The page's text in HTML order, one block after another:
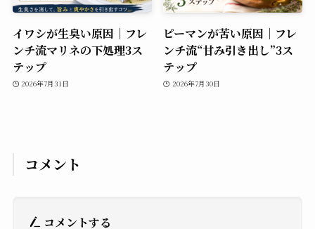
イワシが生臭い原因｜フレ
ンチ流マリネの下処理3ス
テップ
2026年7月31日
ピーマンが苦い原因｜フレ
ンチ流“甘み引き出し”3ス
テップ
2026年7月30日
コメント
コメントする